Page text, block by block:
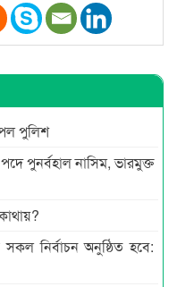
পুলিশ
পুনর্বহাল নাসিম, ভারমুক্ত
নির্বাচন অনুষ্ঠিত হবে: